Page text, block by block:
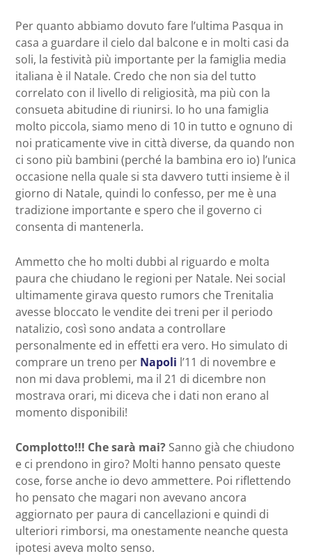
Per quanto abbiamo dovuto fare l’ultima Pasqua in
casa a guardare il cielo dal balcone e in molti casi da
soli, la festività più importante per la famiglia media
italiana è il Natale. Credo che non sia del tutto
correlato con il livello di religiosità, ma più con la
consueta abitudine di riunirsi. Io ho una famiglia
molto piccola, siamo meno di 10 in tutto e ognuno di
noi praticamente vive in città diverse, da quando non
ci sono più bambini (perché la bambina ero io) l’unica
occasione nella quale si sta davvero tutti insieme è il
giorno di Natale, quindi lo confesso, per me è una
tradizione importante e spero che il governo ci
consenta di mantenerla.
Ammetto che ho molti dubbi al riguardo e molta
paura che chiudano le regioni per Natale. Nei social
ultimamente girava questo rumors che Trenitalia
avesse bloccato le vendite dei treni per il periodo
natalizio, così sono andata a controllare
personalmente ed in effetti era vero. Ho simulato di
comprare un treno per Napoli l’11 di novembre e
non mi dava problemi, ma il 21 di dicembre non
mostrava orari, mi diceva che i dati non erano al
momento disponibili!
Complotto!!! Che sarà mai? Sanno già che chiudono
e ci prendono in giro? Molti hanno pensato queste
cose, forse anche io devo ammettere. Poi riflettendo
ho pensato che magari non avevano ancora
aggiornato per paura di cancellazioni e quindi di
ulteriori rimborsi, ma onestamente neanche questa
ipotesi aveva molto senso.